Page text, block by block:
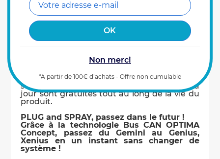
coupée. Facile à utiliser, le système de
coupure de tronçons Spraysat améliore le
confort de travail du chauffeur et garantit
un traitement efficace de vos cultures, tout
en économisant sur vos produits.
Retrouvez le tout dans un boîtier robuste,
compact doté de la technologie Bus CAN et
simplifiée, reconnu pour sa navigation et
son installation facile et rapide. Les mises à
jour sont gratuites tout au long de la vie du
produit.
PLUG and SPRAY, passez dans le futur !
Grâce à la technologie Bus CAN OPTIMA
Concept, passez du Gemini au Genius,
Xenius en un instant sans changer de
système !
Non merci
*A partir de 100€ d’achats - Offre non cumulable